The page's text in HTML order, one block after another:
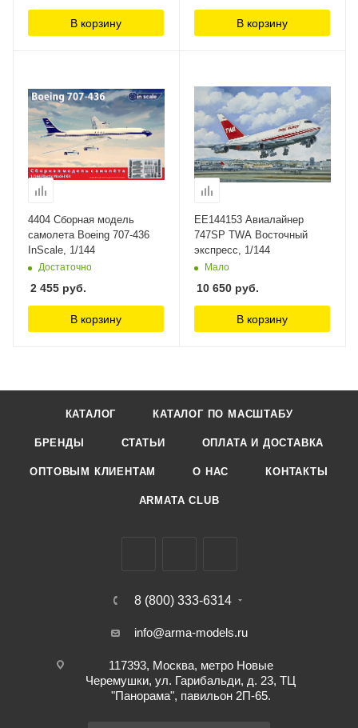
В корзину В корзину
4404 Сборная модель
самолета Boeing 707-436
InScale, 1/144
Достаточно
2 455 руб.
В корзину
ЕЕ144153 Авиалайнер
747SP TWA Восточный
экспресс, 1/144
Мало
10 650 руб.
В корзину
КАТАЛОГ КАТАЛОГ ПО МАСШТАБУ
БРЕНДЫ СТАТЬИ ОПЛАТА И ДОСТАВКА
ОПТОВЫМ КЛИЕНТАМ О НАС КОНТАКТЫ
ARMATA CLUB
8 (800) 333-6314
info@arma-models.ru
117393, Москва, метро Новые
Черемушки, ул. Гарибальди, д. 23, ТЦ
"Панорама", павильон 2П-65.